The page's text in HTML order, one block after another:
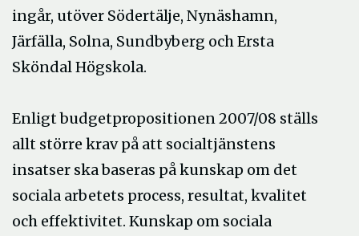
ingår, utöver Södertälje, Nynäshamn,
Järfälla, Solna, Sundbyberg och Ersta
Sköndal Högskola.
Enligt budgetpropositionen 2007/08 ställs
allt större krav på att socialtjänstens
insatser ska baseras på kunskap om det
sociala arbetets process, resultat, kvalitet
och effektivitet. Kunskap om sociala